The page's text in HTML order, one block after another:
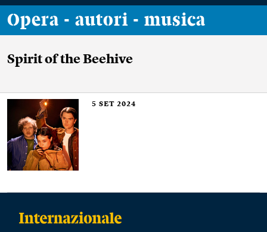
Opera - autori - musica
Spirit of the Beehive
5 SET 2024